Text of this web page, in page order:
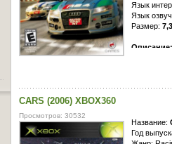
Язык
Язык
Размер:
Описание:
BMW,
и гоняйте
CARS (2006) XBOX360
Просмотров: 30532
Название:
Год